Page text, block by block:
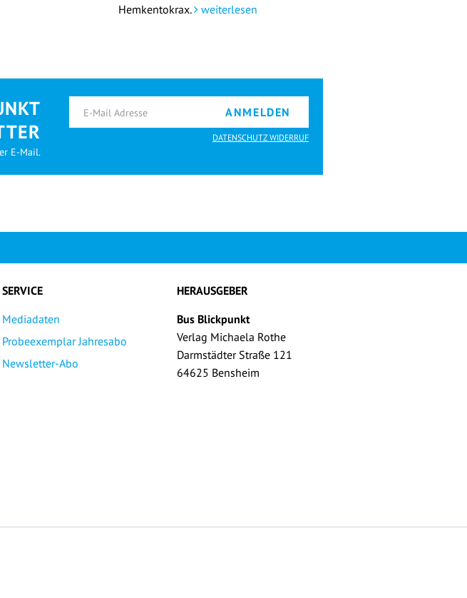
Hemkentokrax. weiterlesen
E-Mail.
ANMELDEN
DATENSCHUTZ WIDERRUF
SERVICE
Mediadaten
Probeexemplar Jahresabo
Newsletter-Abo
HERAUSGEBER
Bus Blickpunkt
Verlag Michaela Rothe
Darmstädter Straße 121
64625 Bensheim